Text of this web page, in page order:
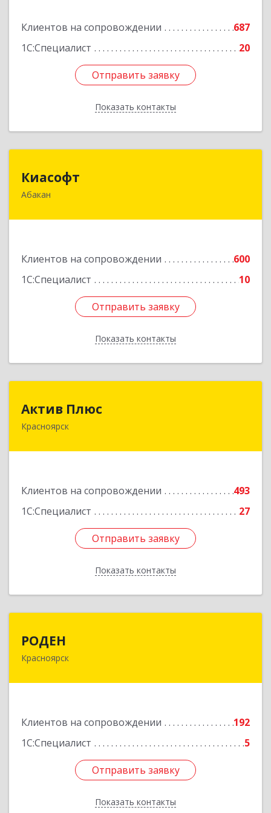
Клиентов на сопровождении
687
1С:Специалист
20
Отправить заявку
Показать контакты
Отправить заявку
Назад
Киасофт
Абакан
Клиентов на сопровождении
600
1С:Специалист
10
Отправить заявку
Показать контакты
655017, Хакасия Респ, Абакан г, Ивана Ярыгина
Отправить заявку
Назад
Актив Плюс
Красноярск
Клиентов на сопровождении
493
1С:Специалист
27
Отправить заявку
Показать контакты
660017, Красноярский край, Красноярск г,
Отправить заявку
Назад
РОДЕН
Красноярск
Клиентов на сопровождении
192
1С:Специалист
5
Отправить заявку
Показать контакты
660064, Красноярский край, Красноярск г, им
Отправить заявку
Назад